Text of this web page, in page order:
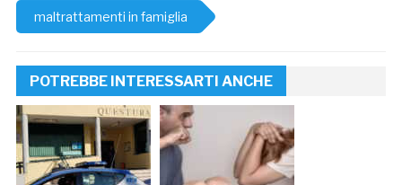
maltrattamenti in famiglia
POTREBBE INTERESSARTI ANCHE